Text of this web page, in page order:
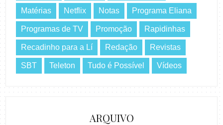
Matérias Netflix Notas Programa Eliana
Programas de TV Promoção Rapidinhas
Recadinho para a Lí Redação Revistas
SBT Teleton Tudo é Possível Vídeos
ARQUIVO